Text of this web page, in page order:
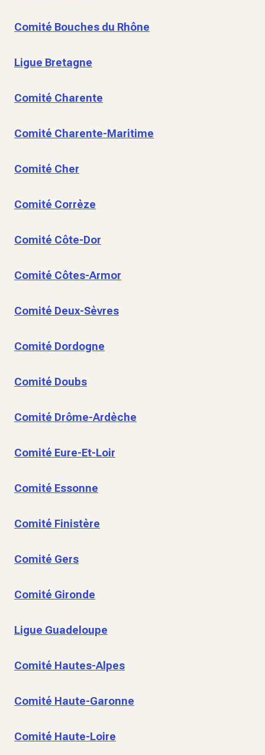
Comité Bouches du Rhône
Ligue Bretagne
Comité Charente
Comité Charente-Maritime
Comité Cher
Comité Corrèze
Comité Côte-Dor
Comité Côtes-Armor
Comité Deux-Sèvres
Comité Dordogne
Comité Doubs
Comité Drôme-Ardèche
Comité Eure-Et-Loir
Comité Essonne
Comité Finistère
Comité Gers
Comité Gironde
Ligue Guadeloupe
Comité Hautes-Alpes
Comité Haute-Garonne
Comité Haute-Loire